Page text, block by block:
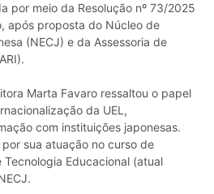
por meio da Resolução nº 73/2025
após proposta do Núcleo de
(NECJ) e da Assessoria de
Marta Favaro ressaltou o papel
da UEL,
com instituições japonesas.
sua atuação no curso de
Educacional (atual